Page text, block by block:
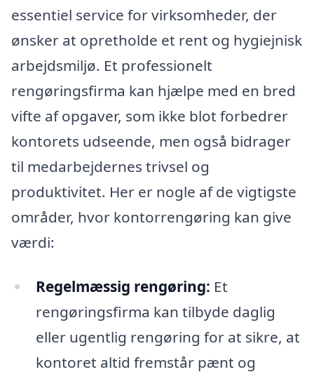
essentiel service for virksomheder, der
ønsker at opretholde et rent og hygiejnisk
arbejdsmiljø. Et professionelt
rengøringsfirma kan hjælpe med en bred
vifte af opgaver, som ikke blot forbedrer
kontorets udseende, men også bidrager
til medarbejdernes trivsel og
produktivitet. Her er nogle af de vigtigste
områder, hvor kontorrengøring kan give
værdi:
Regelmæssig rengøring: Et
rengøringsfirma kan tilbyde daglig
eller ugentlig rengøring for at sikre, at
kontoret altid fremstår pænt og